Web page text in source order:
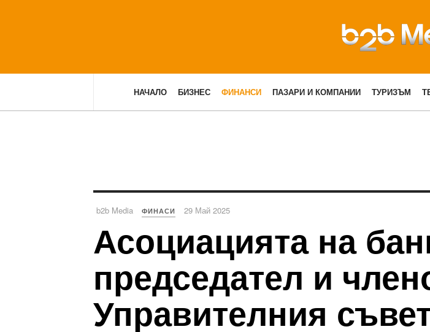
НАЧАЛО БИЗНЕС ФИНАНСИ ПАЗАРИ И КОМПАНИИ ТУРИЗЪМ
b2b Media ФИНАСИ 29 Май 2025
Асоциацията на
председател и
Управителния